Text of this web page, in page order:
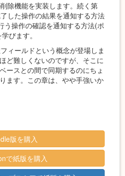
除機能を実装します。続く第
した操作の結果を通知する方法
う操作の確認を通知する方法(ポ
びます。
ィールドという概念が登場しま
ど難しくないのですが、そこに
ースとの間で同期するのにちょ
ます。この章は、やや手強いか
版を購入
で紙版を購入